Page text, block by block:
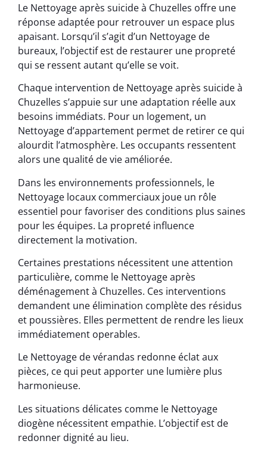
Le Nettoyage après suicide à Chuzelles offre une
réponse adaptée pour retrouver un espace plus
apaisant. Lorsqu’il s’agit d’un Nettoyage de
bureaux, l’objectif est de restaurer une propreté
qui se ressent autant qu’elle se voit.
Chaque intervention de Nettoyage après suicide à
Chuzelles s’appuie sur une adaptation réelle aux
besoins immédiats. Pour un logement, un
Nettoyage d’appartement permet de retirer ce qui
alourdit l’atmosphère. Les occupants ressentent
alors une qualité de vie améliorée.
Dans les environnements professionnels, le
Nettoyage locaux commerciaux joue un rôle
essentiel pour favoriser des conditions plus saines
pour les équipes. La propreté influence
directement la motivation.
Certaines prestations nécessitent une attention
particulière, comme le Nettoyage après
déménagement à Chuzelles. Ces interventions
demandent une élimination complète des résidus
et poussières. Elles permettent de rendre les lieux
immédiatement operables.
Le Nettoyage de vérandas redonne éclat aux
pièces, ce qui peut apporter une lumière plus
harmonieuse.
Les situations délicates comme le Nettoyage
diogène nécessitent empathie. L’objectif est de
redonner dignité au lieu.